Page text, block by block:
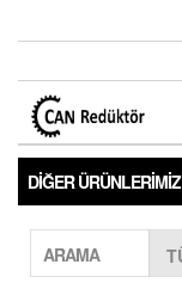
DIĞER ÜRÜNLERIMIZ
ARAMA